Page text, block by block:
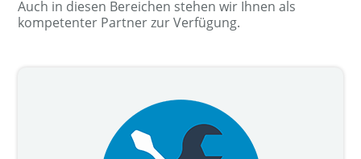
Auch in diesen Bereichen stehen wir Ihnen als
kompetenter Partner zur Verfügung.